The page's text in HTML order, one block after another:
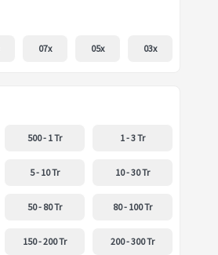
07x 05x 03x
500 - 1 Tr 1 - 3 Tr
5 - 10 Tr 10 - 30 Tr
50 - 80 Tr 80 - 100 Tr
150 - 200 Tr 200 - 300 Tr